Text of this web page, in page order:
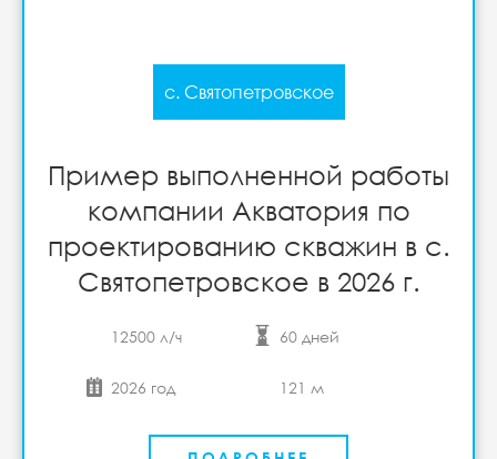
с. Святопетровское
Пример выполненной работы
компании Акватория по
проектированию скважин в с.
Святопетровское в 2026 г.
12500 л/ч 60 дней
2026 год 121 м